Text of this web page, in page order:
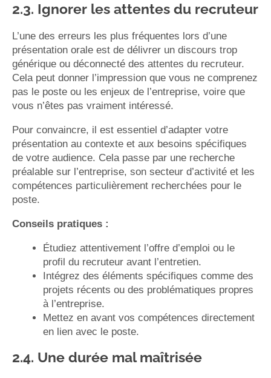
2.3. Ignorer les attentes du recruteur
L’une des erreurs les plus fréquentes lors d’une
présentation orale est de délivrer un discours trop
générique ou déconnecté des attentes du recruteur.
Cela peut donner l’impression que vous ne comprenez
pas le poste ou les enjeux de l’entreprise, voire que
vous n’êtes pas vraiment intéressé.
Pour convaincre, il est essentiel d’adapter votre
présentation au contexte et aux besoins spécifiques
de votre audience. Cela passe par une recherche
préalable sur l’entreprise, son secteur d’activité et les
compétences particulièrement recherchées pour le
poste.
Conseils pratiques :
Étudiez attentivement l’offre d’emploi ou le
profil du recruteur avant l’entretien.
Intégrez des éléments spécifiques comme des
projets récents ou des problématiques propres
à l’entreprise.
Mettez en avant vos compétences directement
en lien avec le poste.
2.4. Une durée mal maîtrisée